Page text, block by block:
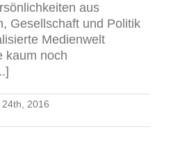
aus
Gesellschaft und Politik
Medienwelt
kaum noch
2016